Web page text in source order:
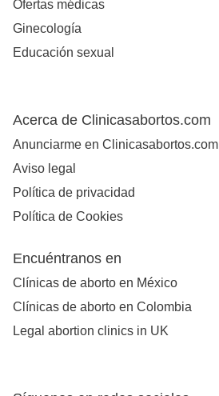
Ofertas médicas
Ginecología
Educación sexual
Acerca de Clinicasabortos.com
Anunciarme en Clinicasabortos.com
Aviso legal
Política de privacidad
Política de Cookies
Encuéntranos en
Clínicas de aborto en México
Clínicas de aborto en Colombia
Legal abortion clinics in UK